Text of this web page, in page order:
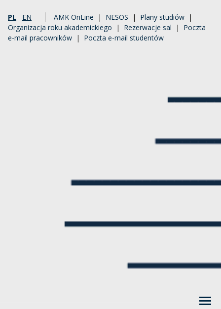
PL EN AMK OnLine | NESOS | Plany studiów |
Organizacja roku akademickiego | Rezerwacje sal | Poczta
e-mail pracowników | Poczta e-mail studentów